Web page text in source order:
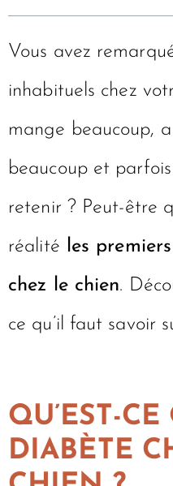
Vous avez
inhabituels chez
mange beaucoup,
beaucoup et
retenir ? Peut-être
réalité les
chez le chien.
ce qu’il faut savoir
QU’EST-
DIABÈTE